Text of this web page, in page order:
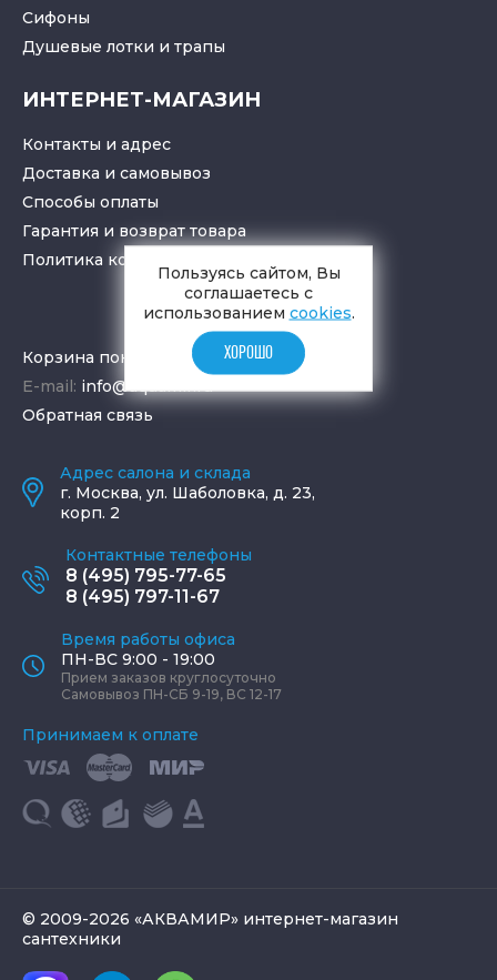
Cифоны
Душевые лотки и трапы
ИНТЕРНЕТ-МАГАЗИН
Контакты и адрес
Доставка и самовывоз
Способы оплаты
Гарантия и возврат товара
Политика конфиденциальности
Корзина покупок
E-mail: info@aquamir.ru
Обратная связь
Адрес салона и склада
г. Москва, ул. Шаболовка, д. 23,
корп. 2
Контактные телефоны
8 (495) 795-77-65
8 (495) 797-11-67
Время работы офиса
ПН-ВС 9:00 - 19:00
Прием заказов круглосуточно
Самовывоз ПН-СБ 9-19, ВС 12-17
Принимаем к оплате
© 2009-2026 «АКВАМИР» интернет-магазин
сантехники
Пользуясь сайтом, Вы
соглашаетесь с
использованием cookies.
ХОРОШО